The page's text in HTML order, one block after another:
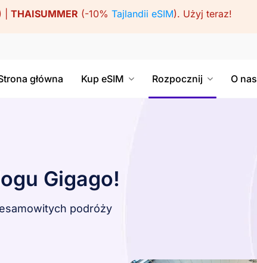
| THAISUMMER (-10% Tajlandii eSIM). Użyj teraz!
główna Kup eSIM Rozpocznij O nas
Gigago!
podróży